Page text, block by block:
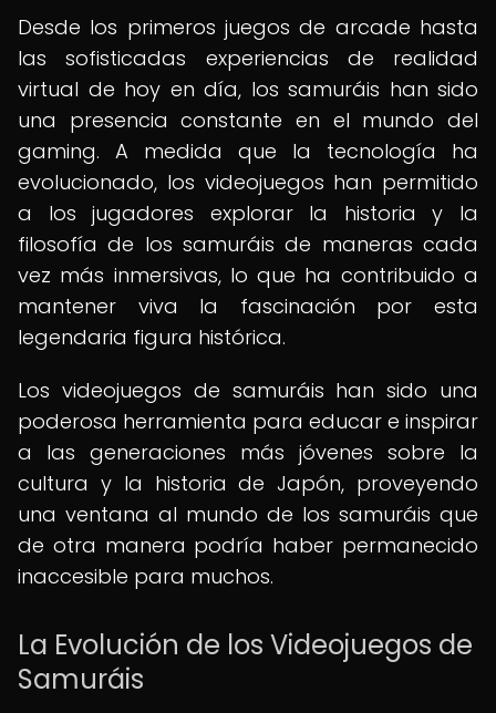
Desde los primeros juegos de arcade hasta
las sofisticadas experiencias de realidad
virtual de hoy en día, los samuráis han sido
una presencia constante en el mundo del
gaming. A medida que la tecnología ha
evolucionado, los videojuegos han permitido
a los jugadores explorar la historia y la
filosofía de los samuráis de maneras cada
vez más inmersivas, lo que ha contribuido a
mantener viva la fascinación por esta
legendaria figura histórica.
Los videojuegos de samuráis han sido una
poderosa herramienta para educar e inspirar
a las generaciones más jóvenes sobre la
cultura y la historia de Japón, proveyendo
una ventana al mundo de los samuráis que
de otra manera podría haber permanecido
inaccesible para muchos.
La Evolución de los Videojuegos de
Samuráis